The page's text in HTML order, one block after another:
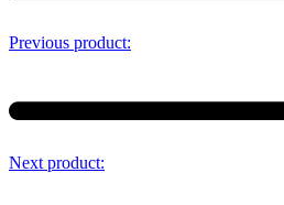
Previous product:
Next product: